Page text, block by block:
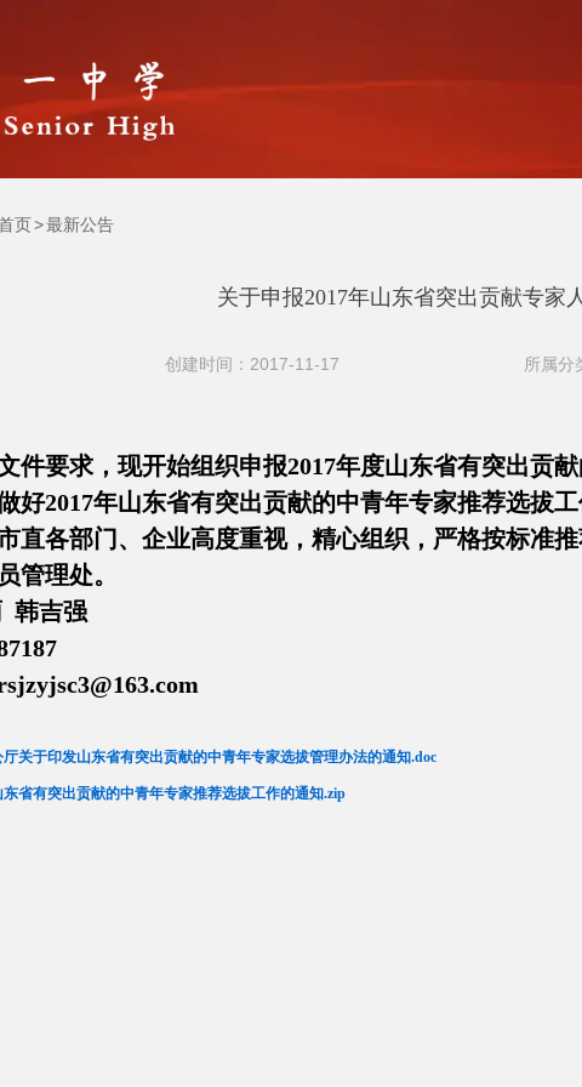
关于申报2017年山东省突出贡献专家
创建时间：2017-11-17 所属分
件要求，现开始组织申报2017年度山东省有突出贡
好2017年山东省有突出贡献的中青年专家推荐选拔
直各部门、企业高度重视，精心组织，严格按标准
管理处。
韩吉强
关于印发山东省有突出贡献的中青年专家选拔管理办法的通知.doc
东省有突出贡献的中青年专家推荐选拔工作的通知.zip
页>最新公告